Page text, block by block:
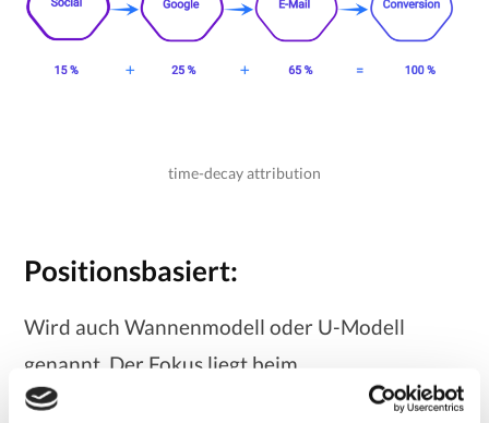
time-decay attribution
Positionsbasiert:
Wird auch Wannenmodell oder U-Modell
genannt. Der Fokus liegt beim
positionsbasiertem Modell auf dem ersten und